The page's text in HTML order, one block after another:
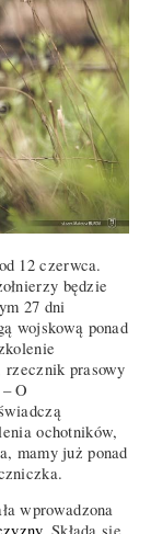
12 czerwca.
będzie
27 dni
wojskową ponad
rzecznik prasowy
O
ochotników,
mamy już ponad
wprowadzona